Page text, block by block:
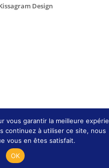
Design
vous garantir la meilleure
continuez à utiliser ce site, nous
vous en êtes satisfait.
OK